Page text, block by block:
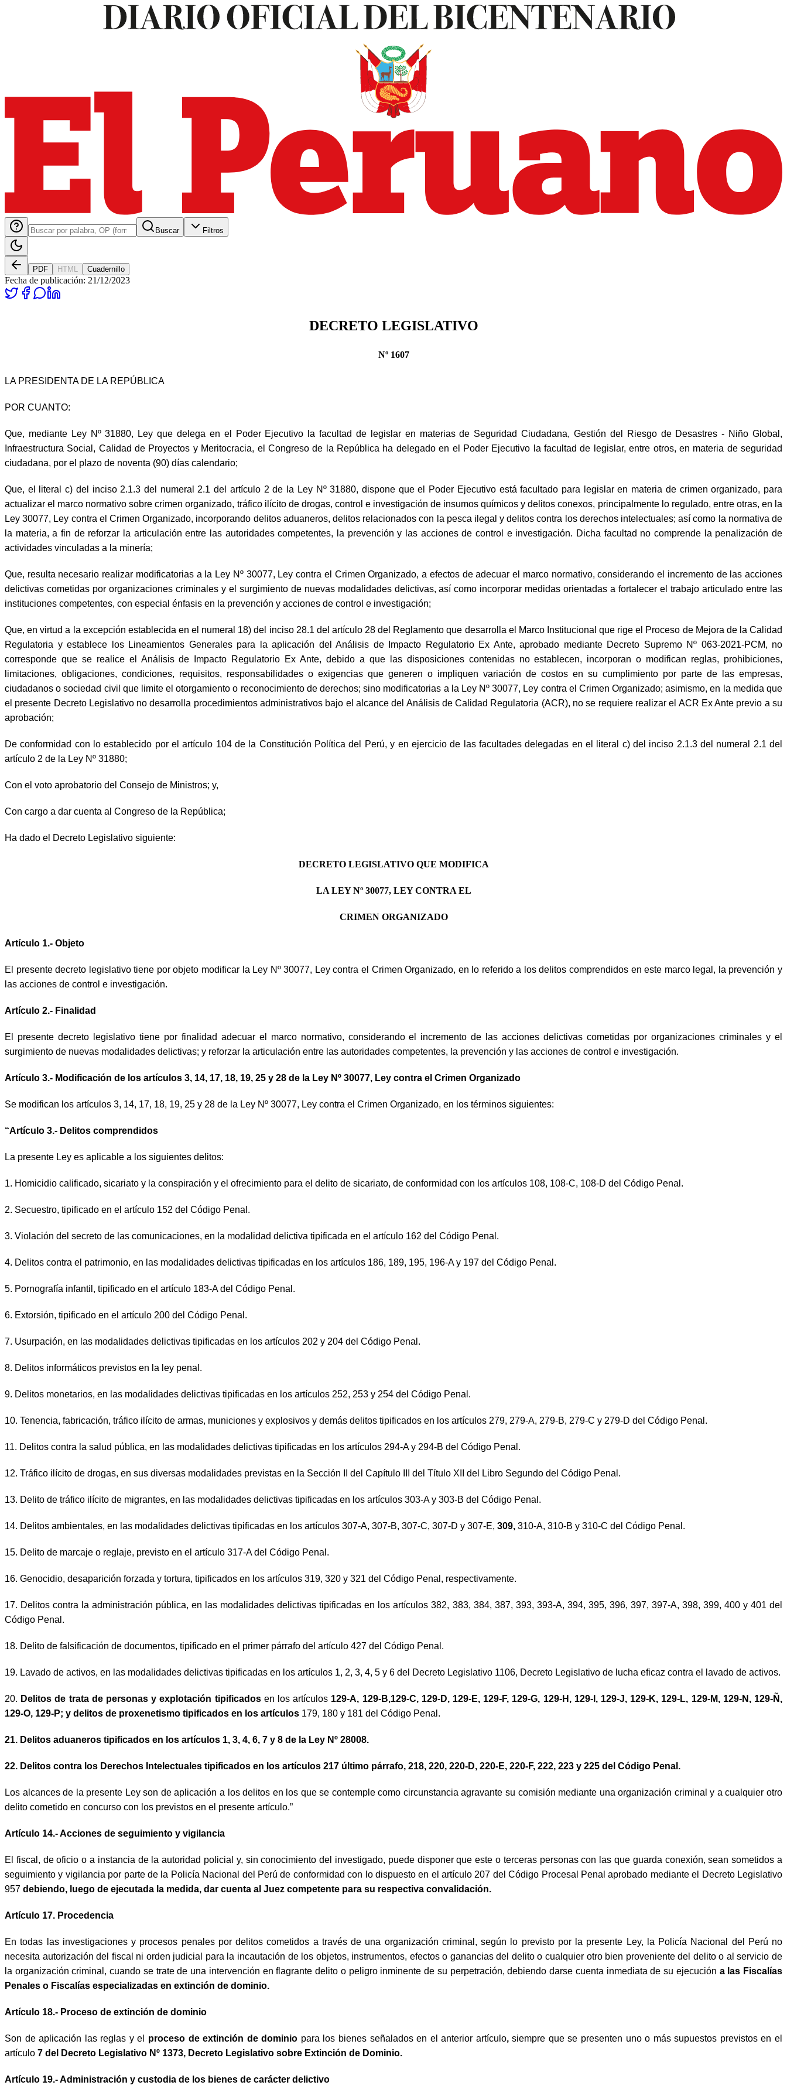
Buscar Filtros
PDF HTML Cuadernillo
Fecha de publicación: 21/12/2023
DECRETO LEGISLATIVO
Nº 1607
LA PRESIDENTA DE LA REPÚBLICA
POR CUANTO:
Que, mediante Ley Nº 31880, Ley que delega en el Poder Ejecutivo la facultad de legislar en materias de Seguridad Ciudadana, Gestión del Riesgo de Desastres - Niño Global,
Infraestructura Social, Calidad de Proyectos y Meritocracia, el Congreso de la República ha delegado en el Poder Ejecutivo la facultad de legislar, entre otros, en materia de seguridad
ciudadana, por el plazo de noventa (90) días calendario;
Que, el literal c) del inciso 2.1.3 del numeral 2.1 del artículo 2 de la Ley Nº 31880, dispone que el Poder Ejecutivo está facultado para legislar en materia de crimen organizado, para
actualizar el marco normativo sobre crimen organizado, tráfico ilícito de drogas, control e investigación de insumos químicos y delitos conexos, principalmente lo regulado, entre otras, en la
Ley 30077, Ley contra el Crimen Organizado, incorporando delitos aduaneros, delitos relacionados con la pesca ilegal y delitos contra los derechos intelectuales; así como la normativa de
la materia, a fin de reforzar la articulación entre las autoridades competentes, la prevención y las acciones de control e investigación. Dicha facultad no comprende la penalización de
actividades vinculadas a la minería;
Que, resulta necesario realizar modificatorias a la Ley Nº 30077, Ley contra el Crimen Organizado, a efectos de adecuar el marco normativo, considerando el incremento de las acciones
delictivas cometidas por organizaciones criminales y el surgimiento de nuevas modalidades delictivas, así como incorporar medidas orientadas a fortalecer el trabajo articulado entre las
instituciones competentes, con especial énfasis en la prevención y acciones de control e investigación;
Que, en virtud a la excepción establecida en el numeral 18) del inciso 28.1 del artículo 28 del Reglamento que desarrolla el Marco Institucional que rige el Proceso de Mejora de la Calidad
Regulatoria y establece los Lineamientos Generales para la aplicación del Análisis de Impacto Regulatorio Ex Ante, aprobado mediante Decreto Supremo Nº 063-2021-PCM, no
corresponde que se realice el Análisis de Impacto Regulatorio Ex Ante, debido a que las disposiciones contenidas no establecen, incorporan o modifican reglas, prohibiciones,
limitaciones, obligaciones, condiciones, requisitos, responsabilidades o exigencias que generen o impliquen variación de costos en su cumplimiento por parte de las empresas,
ciudadanos o sociedad civil que limite el otorgamiento o reconocimiento de derechos; sino modificatorias a la Ley Nº 30077, Ley contra el Crimen Organizado; asimismo, en la medida que
el presente Decreto Legislativo no desarrolla procedimientos administrativos bajo el alcance del Análisis de Calidad Regulatoria (ACR), no se requiere realizar el ACR Ex Ante previo a su
aprobación;
De conformidad con lo establecido por el artículo 104 de la Constitución Política del Perú, y en ejercicio de las facultades delegadas en el literal c) del inciso 2.1.3 del numeral 2.1 del
artículo 2 de la Ley Nº 31880;
Con el voto aprobatorio del Consejo de Ministros; y,
Con cargo a dar cuenta al Congreso de la República;
Ha dado el Decreto Legislativo siguiente:
DECRETO LEGISLATIVO QUE MODIFICA
LA LEY Nº 30077, LEY CONTRA EL
CRIMEN ORGANIZADO
Artículo 1.- Objeto
El presente decreto legislativo tiene por objeto modificar la Ley Nº 30077, Ley contra el Crimen Organizado, en lo referido a los delitos comprendidos en este marco legal, la prevención y
las acciones de control e investigación.
Artículo 2.- Finalidad
El presente decreto legislativo tiene por finalidad adecuar el marco normativo, considerando el incremento de las acciones delictivas cometidas por organizaciones criminales y el
surgimiento de nuevas modalidades delictivas; y reforzar la articulación entre las autoridades competentes, la prevención y las acciones de control e investigación.
Artículo 3.- Modificación de los artículos 3, 14, 17, 18, 19, 25 y 28 de la Ley Nº 30077, Ley contra el Crimen Organizado
Se modifican los artículos 3, 14, 17, 18, 19, 25 y 28 de la Ley Nº 30077, Ley contra el Crimen Organizado, en los términos siguientes:
“Artículo 3.- Delitos comprendidos
La presente Ley es aplicable a los siguientes delitos:
1. Homicidio calificado, sicariato y la conspiración y el ofrecimiento para el delito de sicariato, de conformidad con los artículos 108, 108-C, 108-D del Código Penal.
2. Secuestro, tipificado en el artículo 152 del Código Penal.
3. Violación del secreto de las comunicaciones, en la modalidad delictiva tipificada en el artículo 162 del Código Penal.
4. Delitos contra el patrimonio, en las modalidades delictivas tipificadas en los artículos 186, 189, 195, 196-A y 197 del Código Penal.
5. Pornografía infantil, tipificado en el artículo 183-A del Código Penal.
6. Extorsión, tipificado en el artículo 200 del Código Penal.
7. Usurpación, en las modalidades delictivas tipificadas en los artículos 202 y 204 del Código Penal.
8. Delitos informáticos previstos en la ley penal.
9. Delitos monetarios, en las modalidades delictivas tipificadas en los artículos 252, 253 y 254 del Código Penal.
10. Tenencia, fabricación, tráfico ilícito de armas, municiones y explosivos y demás delitos tipificados en los artículos 279, 279-A, 279-B, 279-C y 279-D del Código Penal.
11. Delitos contra la salud pública, en las modalidades delictivas tipificadas en los artículos 294-A y 294-B del Código Penal.
12. Tráfico ilícito de drogas, en sus diversas modalidades previstas en la Sección II del Capítulo III del Título XII del Libro Segundo del Código Penal.
13. Delito de tráfico ilícito de migrantes, en las modalidades delictivas tipificadas en los artículos 303-A y 303-B del Código Penal.
14. Delitos ambientales, en las modalidades delictivas tipificadas en los artículos 307-A, 307-B, 307-C, 307-D y 307-E, 309, 310-A, 310-B y 310-C del Código Penal.
15. Delito de marcaje o reglaje, previsto en el artículo 317-A del Código Penal.
16. Genocidio, desaparición forzada y tortura, tipificados en los artículos 319, 320 y 321 del Código Penal, respectivamente.
17. Delitos contra la administración pública, en las modalidades delictivas tipificadas en los artículos 382, 383, 384, 387, 393, 393-A, 394, 395, 396, 397, 397-A, 398, 399, 400 y 401 del
Código Penal.
18. Delito de falsificación de documentos, tipificado en el primer párrafo del artículo 427 del Código Penal.
19. Lavado de activos, en las modalidades delictivas tipificadas en los artículos 1, 2, 3, 4, 5 y 6 del Decreto Legislativo 1106, Decreto Legislativo de lucha eficaz contra el lavado de activos.
20. Delitos de trata de personas y explotación tipificadosen los artículos 129-A, 129-B,129-C, 129-D, 129-E, 129-F, 129-G, 129-H, 129-I, 129-J, 129-K, 129-L, 129-M, 129-N, 129-Ñ,
129-O, 129-P; y delitos de proxenetismo tipificados en los artículos 179, 180 y 181 del Código Penal.
21. Delitos aduaneros tipificados en los artículos 1, 3, 4, 6, 7 y 8 de la Ley Nº 28008.
22. Delitos contra los Derechos Intelectuales tipificados en los artículos 217 último párrafo, 218, 220, 220-D, 220-E, 220-F, 222, 223 y 225 del Código Penal.
Los alcances de la presente Ley son de aplicación a los delitos en los que se contemple como circunstancia agravante su comisión mediante una organización criminal y a cualquier otro
delito cometido en concurso con los previstos en el presente artículo.”
Artículo 14.- Acciones de seguimiento y vigilancia
El fiscal, de oficio o a instancia de la autoridad policial y, sin conocimiento del investigado, puede disponer que este o terceras personas con las que guarda conexión, sean sometidos a
seguimiento y vigilancia por parte de la Policía Nacional del Perú de conformidad con lo dispuesto en el artículo 207 del Código Procesal Penal aprobado mediante el Decreto Legislativo
957 debiendo, luego de ejecutada la medida, dar cuenta al Juez competente para su respectiva convalidación.
Artículo 17. Procedencia
En todas las investigaciones y procesos penales por delitos cometidos a través de una organización criminal, según lo previsto por la presente Ley, la Policía Nacional del Perú no
necesita autorización del fiscal ni orden judicial para la incautación de los objetos, instrumentos, efectos o ganancias del delito o cualquier otro bien proveniente del delito o al servicio de
la organización criminal, cuando se trate de una intervención en flagrante delito o peligro inminente de su perpetración, debiendo darse cuenta inmediata de su ejecución a las Fiscalías
Penales o Fiscalías especializadas en extinción de dominio.
Artículo 18.- Proceso de extinción de dominio
Son de aplicación las reglas y el proceso de extinción de dominio para los bienes señalados en el anterior artículo,siempre que se presenten uno o más supuestos previstos en el
artículo 7 del Decreto Legislativo Nº 1373, Decreto Legislativo sobre Extinción de Dominio.
Artículo 19.- Administración y custodia de los bienes de carácter delictivo